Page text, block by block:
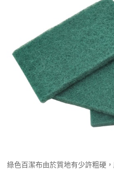
綠色百潔布由於質地有少許粗硬